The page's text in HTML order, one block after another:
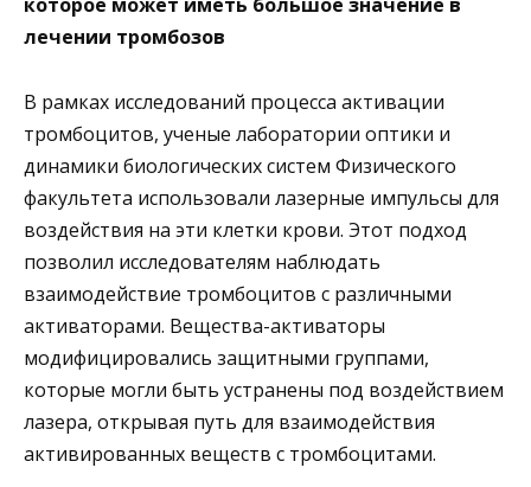
лечении тромбозов
В рамках исследований процесса активации
тромбоцитов, ученые лаборатории оптики и
динамики биологических систем Физического
факультета использовали лазерные импульсы для
воздействия на эти клетки крови. Этот подход
позволил исследователям наблюдать
взаимодействие тромбоцитов с различными
активаторами. Вещества-активаторы
модифицировались защитными группами,
которые могли быть устранены под воздействием
лазера, открывая путь для взаимодействия
активированных веществ с тромбоцитами.